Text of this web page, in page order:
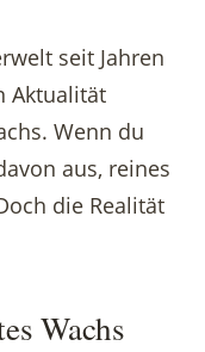
seit Jahren
Aktualität
Wenn du
aus, reines
die Realität
Wachs